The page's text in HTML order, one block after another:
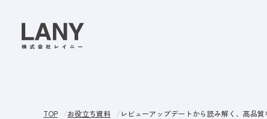
TOP お役立ち資料 レビューアップデートから読み解く、高品